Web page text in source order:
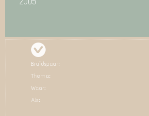
Bruidspaar:
Thema:
Waar:
Als: